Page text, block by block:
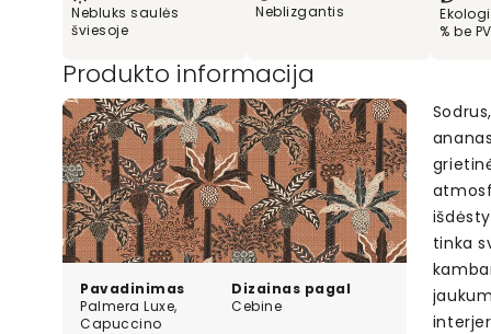
Nebluks saulės
šviesoje
Neblizgantis
% be
Produkto informacija
Pavadinimas
Palmera Luxe,
Capuccino
Dizainas pagal
Cebine
tinka